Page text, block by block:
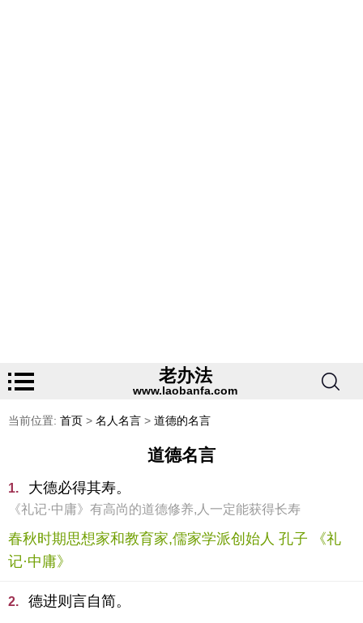
老办法
www.laobanfa.com
当前位置: 首页 > 名人名言 > 道德的名言
道德名言
1. 大德必得其寿。
《礼记·中庸》有高尚的道德修养,人一定能获得长寿
春秋时期思想家和教育家,儒家学派创始人 孔子 《礼
记·中庸》
2.
德进则言自简。